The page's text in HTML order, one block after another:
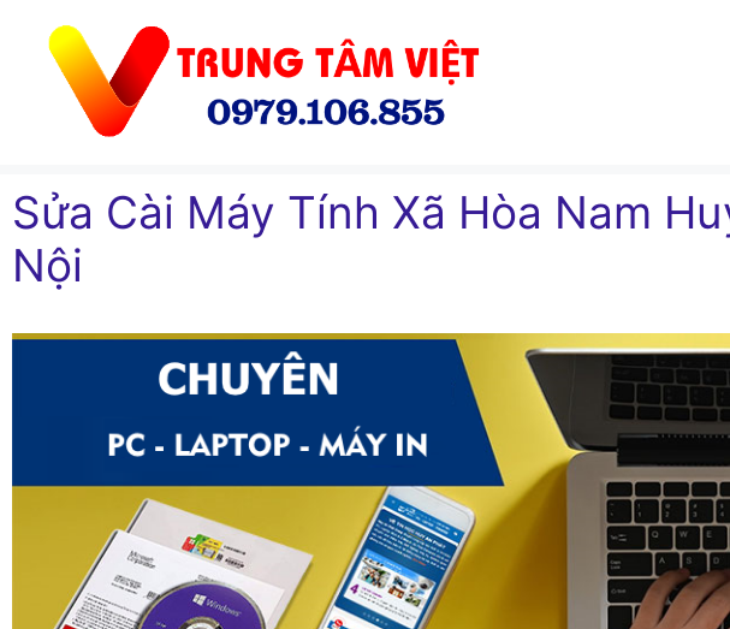
Sửa Cài Máy Tính Xã Hòa Nam
Nội